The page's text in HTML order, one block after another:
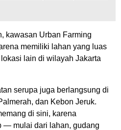
kawasan Urban Farming
memiliki lahan yang luas
lain di wilayah Jakarta
serupa juga berlangsung di
dan Kebon Jeruk.
di sini, karena
— mulai dari lahan, gudang